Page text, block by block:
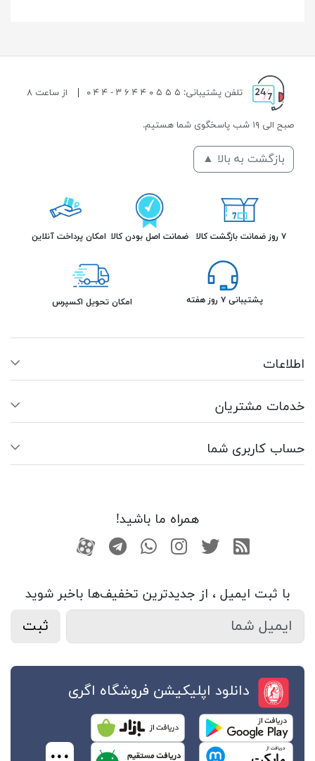
تلفن پشتیبانی: ۵ ۵ ۵ ۰ ۴ ۴ ۶ ۳ - ۴ ۴ ۰ از ساعت ۸
صبح الی ۱۹ شب پاسخگوی شما هستیم.
بازگشت به بالا ▲
۷ روز ضمانت بازگشت کالا ضمانت اصل بودن کالا امکان پرداخت آنلاین
پشتیبانی ۷ روز هفته امکان تحویل اکسپرس
اطلاعات
خدمات مشتریان
حساب کاربری شما
همراه ما باشید!
RSS توییتراینستاگرام
واتساپتلگرامآپارات
با ثبت ایمیل ، از جدید‌ترین تخفیف‌ها با‌خبر شوید
ثبت
دانلود اپلیکیشن فروشگاه اگری